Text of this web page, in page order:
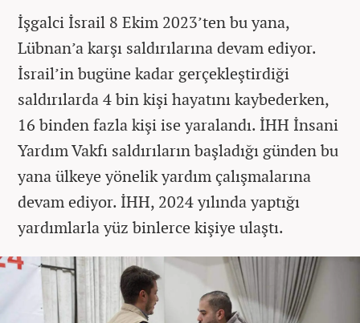
İşgalci İsrail 8 Ekim 2023’ten bu yana,
Lübnan’a karşı saldırılarına devam ediyor.
İsrail’in bugüne kadar gerçekleştirdiği
saldırılarda 4 bin kişi hayatını kaybederken,
16 binden fazla kişi ise yaralandı. İHH İnsani
Yardım Vakfı saldırıların başladığı günden bu
yana ülkeye yönelik yardım çalışmalarına
devam ediyor. İHH, 2024 yılında yaptığı
yardımlarla yüz binlerce kişiye ulaştı.